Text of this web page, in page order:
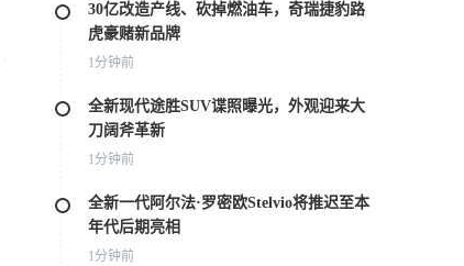
30亿改造产线、砍掉燃油车，奇瑞捷豹路
虎豪赌新品牌
1分钟前
全新现代途胜SUV谍照曝光，外观迎来大
刀阔斧革新
1分钟前
全新一代阿尔法·罗密欧Stelvio将推迟至本
年代后期亮相
1分钟前